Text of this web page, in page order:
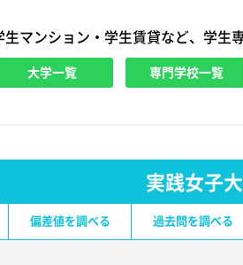
生マンション・学生賃貸など、学生
大学一覧 専門学校一覧
実践女子
偏差値を調べる 過去問を調べる